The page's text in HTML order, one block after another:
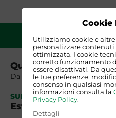
Cookie
Utilizziamo cookie e
personalizzare
ottimizzata. I cookie
corretto funzionamento
essere disattivati. Da
le tue preferenze,
consenso in qualsiasi
informazioni consulta la
Privacy Policy.
Dettagli
QUOTA DI
Quota base
Da Roma, Milano o Bergamo
SUPPLEMENTO
Estate